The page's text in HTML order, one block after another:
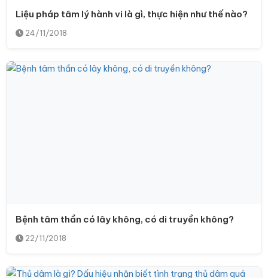
Liệu pháp tâm lý hành vi là gì, thực hiện như thế nào?
24/11/2018
Bệnh tâm thần có lây không, có di truyền không?
22/11/2018